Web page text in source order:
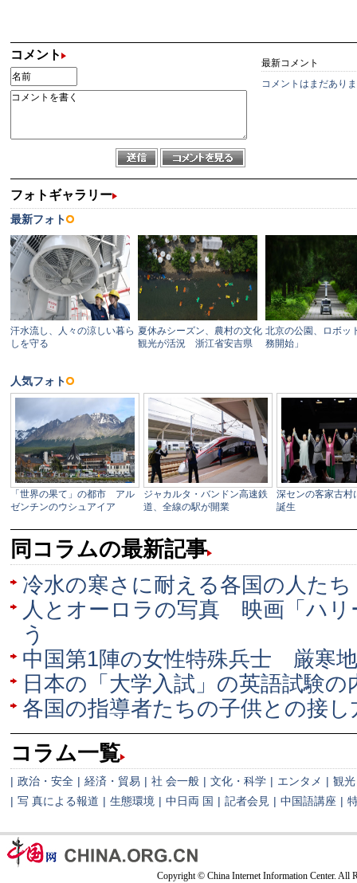
コメント
最新コメント
コメントはまだあり
同コラムの最新記事
冷水の寒さに耐える各国の人たち
人とオーロラの写真 映画「ハリ
う
中国第1陣の女性特殊兵士 厳寒
日本の「大学入試」の英語試験の
各国の指導者たちの子供との接し
コラム一覧
| 政治・安全 | 経済・貿易 | 社 会一般 | 文化・科学 | エンタメ | 観光
| 写 真による報道 | 生態環境 | 中日両 国 | 記者会見 | 中国語講座 |